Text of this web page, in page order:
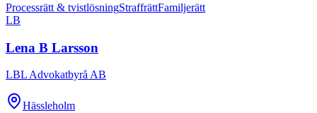
Processrätt & tvistlösningStraffrättFamiljerätt
LB
Lena B Larsson
LBL Advokatbyrå AB
Hässleholm